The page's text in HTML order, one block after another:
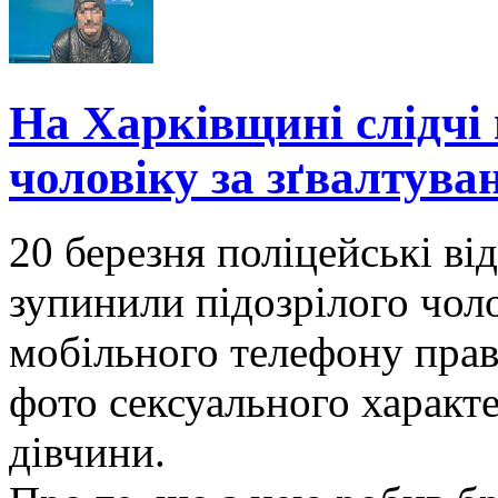
На Харківщині
чоловіку за
20 березня поліцейські
зупинили підозрілого
мобільного телефону
фото сексуального
дівчини.